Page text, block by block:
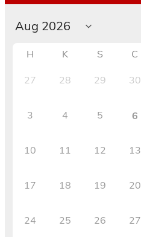
H K S C
27 28 29 30
3 4 5 6
10 11 12 13
17 18 19 20
24 25 26 27